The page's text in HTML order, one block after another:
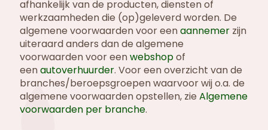
afhankelijk van de producten, diensten of
werkzaamheden die (op)geleverd worden. De
algemene voorwaarden voor eenaannemer zijn
uiteraard anders dan de algemene
voorwaarden voor eenwebshopof
eenautoverhuurder. Voor een overzicht van de
branches/beroepsgroepen waarvoor wij o.a. de
algemene voorwaarden opstellen, zieAlgemene
voorwaarden per branche.